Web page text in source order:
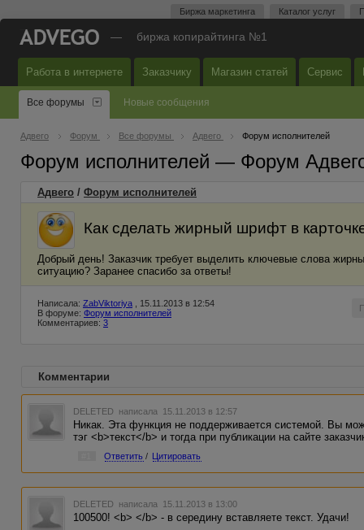
Биржа маркетинга Каталог услуг
— биржа копирайтинга №1
Работа в интернете Заказчику Магазин статей Сервис
Все форумы Новые сообщения
Адвего Форум Все форумы Адвего Форум исполнителей
Форум исполнителей — Форум
Адвего / Форум исполнителей
Как сделать жирный шрифт в
Добрый день! Заказчик требует выделить ключевые слова
ситуацию? Заранее спасибо за ответы!
Написала: ZabViktoriya , 15.11.2013 в 12:54
В форуме: Форум исполнителей
Комментариев: 3
Комментарии
DELETED написала 15.11.2013 в 12:57
Никак. Эта функция не поддерживается системой. Вы
тэг <b>текст</b> и тогда при публикации на сайте
Ответить / Цитировать
DELETED написала 15.11.2013 в 13:00
100500! <b> </b> - в середину вставляете текст. Удачи!